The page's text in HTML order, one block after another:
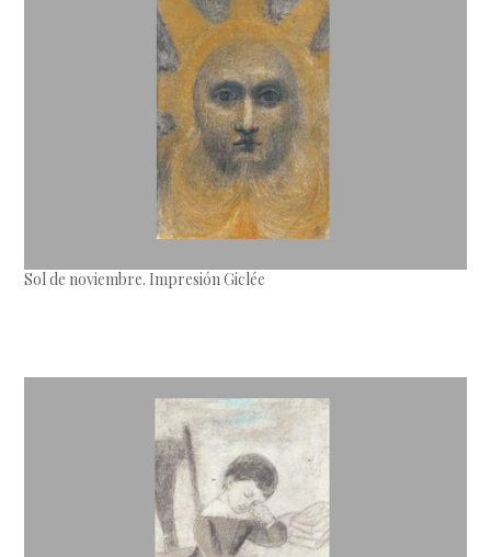
Sol de noviembre. Impresión Giclée